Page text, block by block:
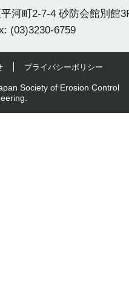
河町2-7-4 砂防会館別館
(03)3230-6759
プライバシーポリシー
Society of Erosion Control